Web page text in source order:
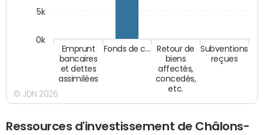
Emprunt
bancaires
et dettes
assimilées
Fonds de c…
Retour de
biens
affectés,
concedés,
etc.
Subventions
reçues
0k
5k
© JDN 2026
Ressources d'investissement de Châlons-